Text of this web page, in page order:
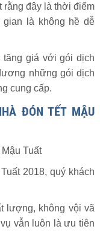
rằng đây là thời điểm
là không hề dễ
tăng giá với gói dịch
những gói dịch
cung cấp.
ĐÓN TẾT MẬU
2018, quý khách
lượng, không vội vã
vẫn luôn là ưu tiên